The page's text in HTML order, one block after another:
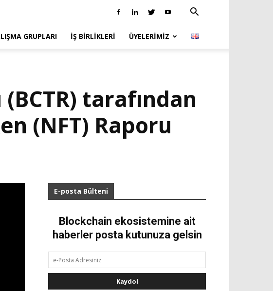
GRUPLARI İŞ BIRLIKLERI ÜYELERIMIZ
tarafından
(NFT) Raporu
E-posta Bülteni
Blockchain ekosistemine ait
haberler posta kutunuza gelsin